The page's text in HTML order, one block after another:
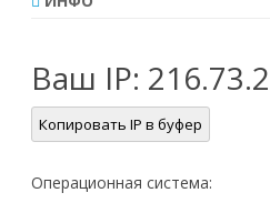
Ваш IP:
Копировать IP в буфер
Операционная система: